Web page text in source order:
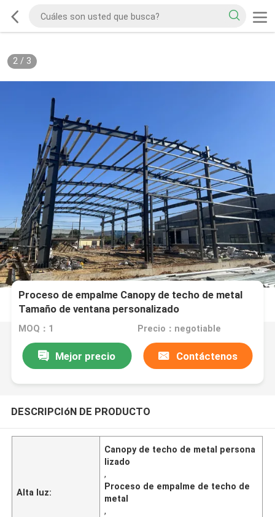
2/ 3
Proceso de empalme Canopy de techo de metal
Tamaño de ventana personalizado
MOQ：1 Precio：negotiable
Mejor precio Contáctenos
DESCRIPCIóN DE PRODUCTO
Alta luz:
Canopy de techo de metal persona
lizado
,
Proceso de empalme de techo de
metal
,